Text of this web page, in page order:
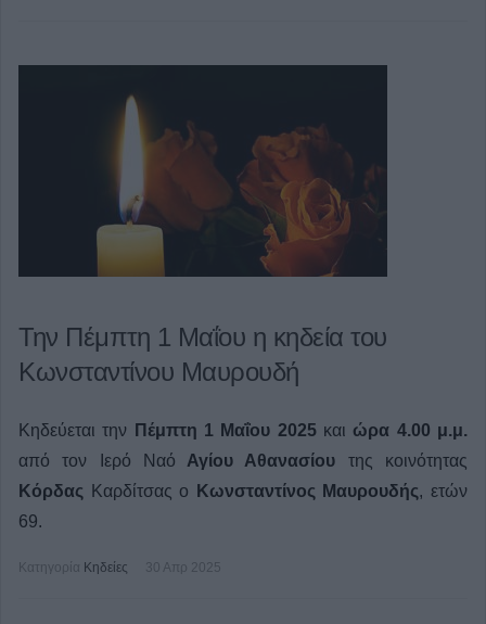
Την Πέμπτη 1 Μαΐου η κηδεία του
Κωνσταντίνου Μαυρουδή
Κηδεύεται την Πέμπτη 1 Μαΐου 2025 και ώρα 4.00 μ.μ.
από τον Ιερό Ναό Αγίου Αθανασίου της κοινότητας
Κόρδας
Καρδίτσας ο Κωνσταντίνος Μαυρουδής, ετών
69.
Κατηγορία Κηδείες 30 Απρ 2025